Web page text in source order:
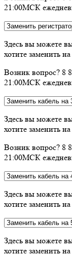
21:00МСК
Здесь вы можете
хотите заменить
Возник вопрос? 8
21:00МСК
Здесь вы можете
хотите заменить
Возник вопрос? 8
21:00МСК
Здесь вы можете
хотите заменить
Здесь вы можете
хотите заменить